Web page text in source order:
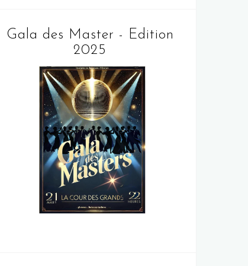
Gala des Master - Edition
2025